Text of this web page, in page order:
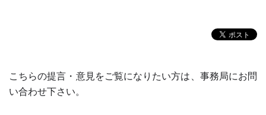
こちらの提言・意見をご覧になりたい方は、事務局にお問
い合わせ下さい。